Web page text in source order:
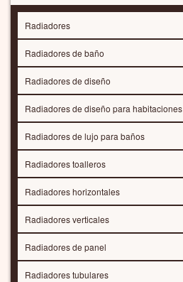
Radiadores
Radiadores de baño
Radiadores de diseño
Radiadores de diseño para habitaciones
Radiadores de lujo para baños
Radiadores toalleros
Radiadores horizontales
Radiadores verticales
Radiadores de panel
Radiadores tubulares